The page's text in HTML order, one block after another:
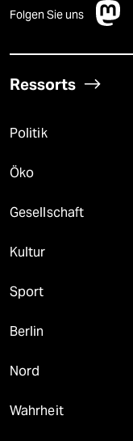
Folgen Sie uns
Ressorts
Politik
Öko
Gesellschaft
Kultur
Sport
Berlin
Nord
Wahrheit